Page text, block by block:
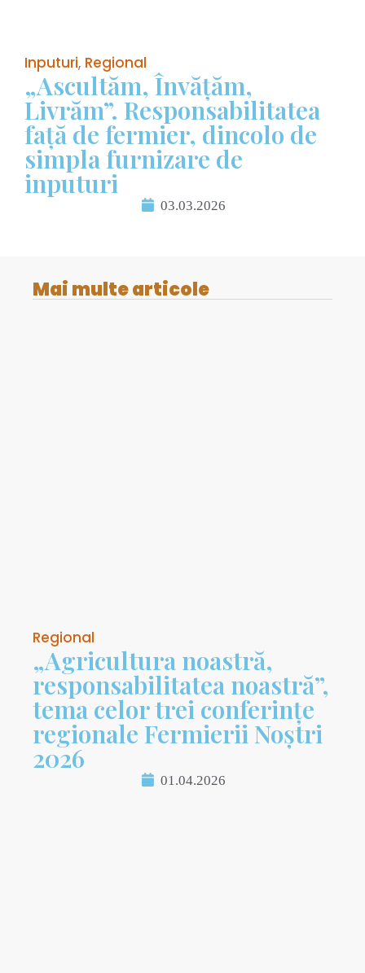
Inputuri, Regional
„Ascultăm, Învățăm,
Livrăm”. Responsabilitatea
față de fermier, dincolo de
simpla furnizare de
inputuri
03.03.2026
Mai multe articole
Regional
„Agricultura noastră,
responsabilitatea noastră”,
tema celor trei conferințe
regionale Fermierii Noștri
2026
01.04.2026